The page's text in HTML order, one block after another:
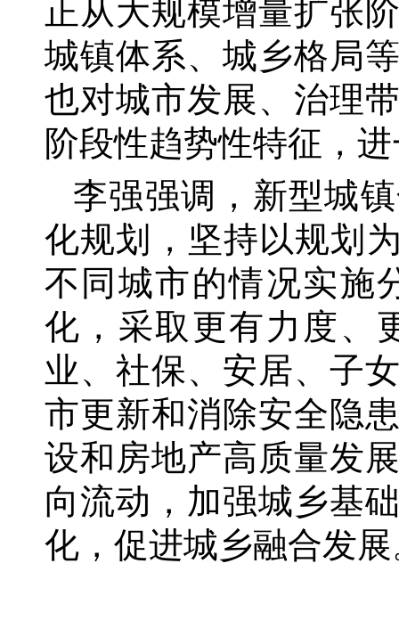
正从大规模增量扩张
城镇体系、城乡格局
也对城市发展、治理
阶段性趋势性特征，
李强强调，新型城
化规划，坚持以规划
不同城市的情况实施
化，采取更有力度、
业、社保、安居、子
市更新和消除安全隐
设和房地产高质量发
向流动，加强城乡基
化，促进城乡融合发